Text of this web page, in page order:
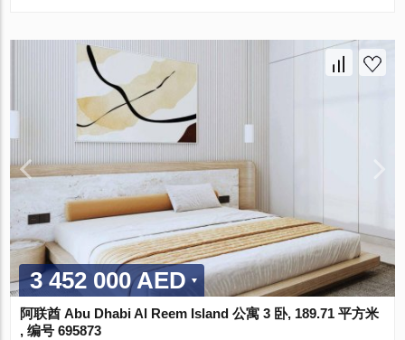
3 452 000 AED
阿联酋 Abu Dhabi Al Reem Island 公寓 3 卧, 189.71 平方米
, 编号 695873